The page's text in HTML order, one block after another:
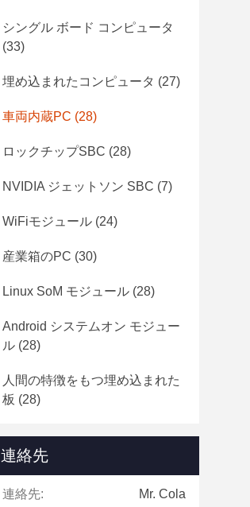
シングル ボード コンピュータ
(33)
埋め込まれたコンピュータ (27)
車両内蔵PC (28)
ロックチップSBC (28)
NVIDIA ジェットソン SBC (7)
WiFiモジュール (24)
産業箱のPC (30)
Linux SoM モジュール (28)
Android システムオン モジュー
ル (28)
人間の特徴をもつ埋め込まれた
板 (28)
連絡先
連絡先: Mr. Cola